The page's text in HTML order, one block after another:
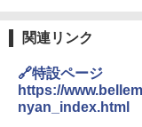
関連リンク
🔗特設ページ
https://
nyan_index.html